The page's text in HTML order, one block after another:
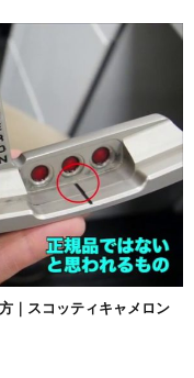
｜スコッティキャメロン